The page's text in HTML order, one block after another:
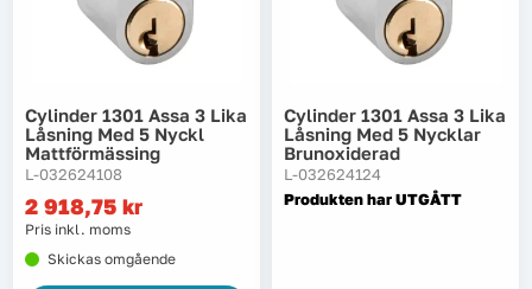
Cylinder 1301 Assa 3 Lika
Låsning Med 5 Nyckl
Mattförmässing
L-032624108
2 918,75 kr
Pris inkl. moms
Skickas omgående
Cylinder 1301 Assa 3 Lika
Låsning Med 5 Nycklar
Brunoxiderad
L-032624124
Produkten har UTGÅTT